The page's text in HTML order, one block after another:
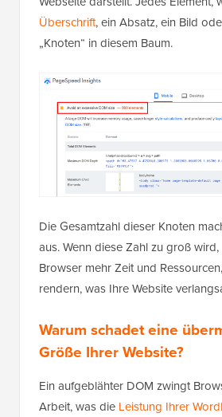
Überschrift, ein Absatz, ein Bild
„Knoten“ in diesem Baum.
Die Gesamtzahl dieser Knoten
aus. Wenn diese Zahl zu groß
Browser mehr Zeit und
rendern, was Ihre Website
Warum schadet eine
Größe Ihrer Website?
Ein aufgeblähter DOM zwingt
Arbeit, was die Leistung Ihrer